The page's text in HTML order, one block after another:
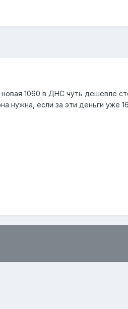
1060 в ДНС чуть дешевле
нужна, если за эти деньги уже